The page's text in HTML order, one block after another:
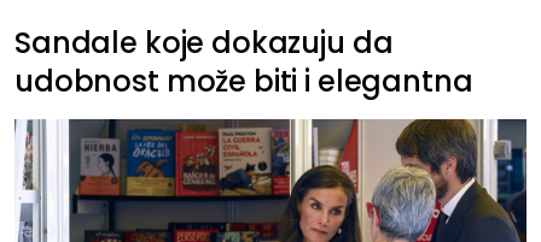
Sandale koje dokazuju da
udobnost može biti i elegantna